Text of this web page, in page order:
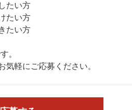
たい方
たい方
たい方
。
気軽にご応募ください。